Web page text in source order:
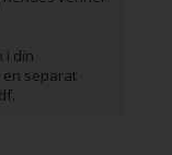
i din
separat